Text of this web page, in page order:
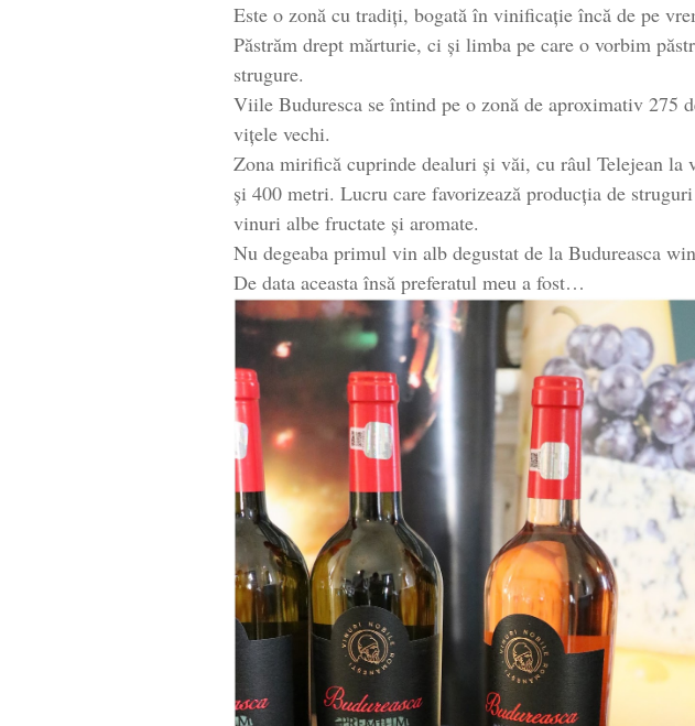
Este o zonă cu tradiți, bogată în vinificație încă de pe
Păstrăm drept mărturie, ci și limba pe care o vorbim
strugure.
Viile Buduresca se întind pe o zonă de aproximativ 275
vițele vechi.
Zona mirifică cuprinde dealuri și văi, cu râul Telejean la
și 400 metri. Lucru care favorizează producția de
vinuri albe fructate și aromate.
Nu degeaba primul vin alb degustat de la Budureasca
De data aceasta însă preferatul meu a fost…